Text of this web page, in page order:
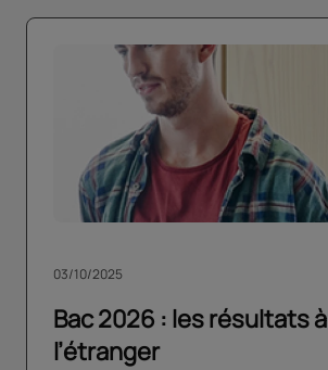
Bac 2026 : les résultats à
l’étranger
03/10/2025